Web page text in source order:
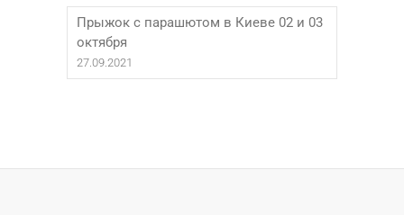
Прыжок с парашютом в Киеве 02 и 03
октября
27.09.2021